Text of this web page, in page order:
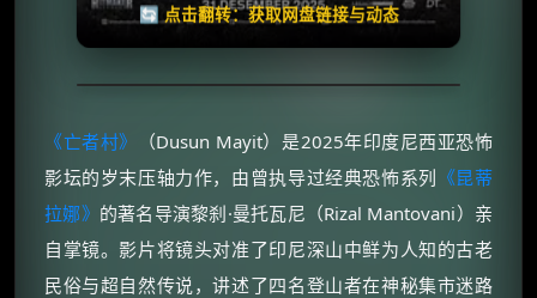
🔄 点击翻转：获取网盘链接与动态
《亡者村》
（Dusun Mayit）是2025年印度尼西亚恐怖
影坛的岁末压轴力作，由曾执导过经典恐怖系列 《昆蒂
拉娜》 的著名导演黎刹·曼托瓦尼（Rizal Mantovani）亲
自掌镜。影片将镜头对准了印尼深山中鲜为人知的古老
民俗与超自然传说，讲述了四名登山者在神秘集市迷路